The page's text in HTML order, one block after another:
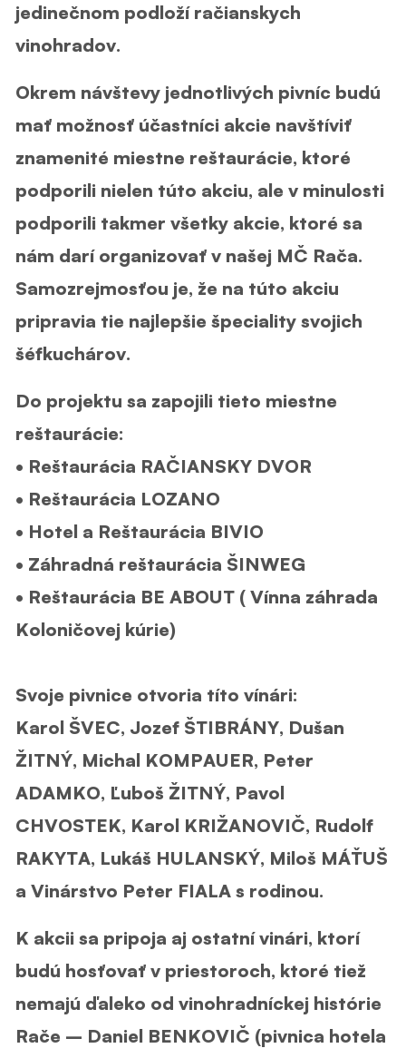
jedinečnom podloží račianskych
vinohradov.
Okrem návštevy jednotlivých pivníc budú
mať možnosť účastníci akcie navštíviť
znamenité miestne reštaurácie, ktoré
podporili nielen túto akciu, ale v minulosti
podporili takmer všetky akcie, ktoré sa
nám darí organizovať v našej MČ Rača.
Samozrejmosťou je, že na túto akciu
pripravia tie najlepšie špeciality svojich
šéfkuchárov.
Do projektu sa zapojili tieto miestne
reštaurácie:
• Reštaurácia RAČIANSKY DVOR
• Reštaurácia LOZANO
• Hotel a Reštaurácia BIVIO
• Záhradná reštaurácia ŠINWEG
• Reštaurácia BE ABOUT ( Vínna záhrada
Koloničovej kúrie)
Svoje pivnice otvoria títo vínári:
Karol ŠVEC, Jozef ŠTIBRÁNY, Dušan
ŽITNÝ, Michal KOMPAUER, Peter
ADAMKO, Ľuboš ŽITNÝ, Pavol
CHVOSTEK, Karol KRIŽANOVIČ, Rudolf
RAKYTA, Lukáš HULANSKÝ, Miloš MÁŤUŠ
a Vinárstvo Peter FIALA s rodinou.
K akcii sa pripoja aj ostatní vinári, ktorí
budú hosťovať v priestoroch, ktoré tiež
nemajú ďaleko od vinohradníckej histórie
Rače – Daniel BENKOVIČ (pivnica hotela